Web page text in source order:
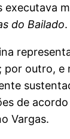
executava
do Bailado.
por outro,
de
Vargas.